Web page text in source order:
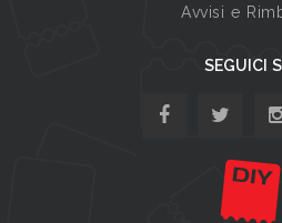
Avvisi e
SEGUICI